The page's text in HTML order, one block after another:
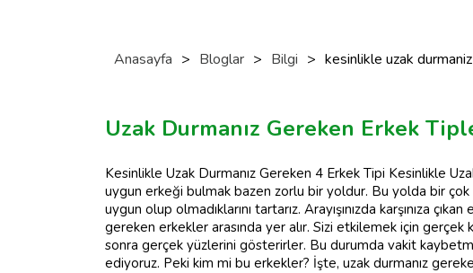
Anasayfa > Bloglar > Bilgi > kesinlikle uzak
Uzak Durmanız Gereken Erkek
Kesinlikle Uzak Durmanız Gereken 4 Erkek Tipi Kesinlikle
uygun erkeği bulmak bazen zorlu bir yoldur. Bu yolda bir çok
uygun olup olmadıklarını tartarız. Arayışınızda karşınıza
gereken erkekler arasında yer alır. Sizi etkilemek için
sonra gerçek yüzlerini gösterirler. Bu durumda vakit
ediyoruz. Peki kim mi bu erkekler? İşte, uzak durmanız